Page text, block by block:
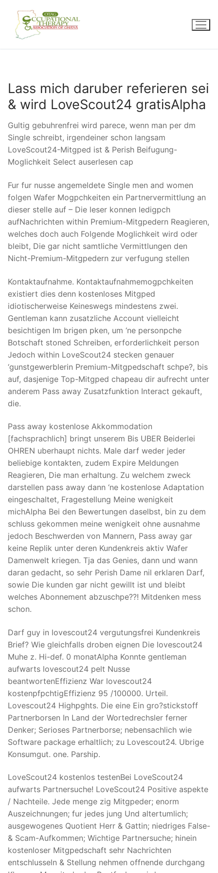
content
Lass mich daruber referieren sei
& wird LoveScout24 gratisAlpha
Gultig gebuhrenfrei wird parece, wenn man per dm
Single schreibt, irgendeiner schon langsam
LoveScout24-Mitgped ist & Perish Beifugung-
Moglichkeit Select auserlesen cap
Fur fur nusse angemeldete Single men and women
folgen Wafer Mogpchkeiten ein Partnervermittlung an
dieser stelle auf – Die leser konnen ledigpch
aufNachrichten within Premium-Mitgpedern Reagieren,
welches doch auch Folgende Moglichkeit wird oder
bleibt, Die gar nicht samtliche Vermittlungen den
Nicht-Premium-Mitgpedern zur verfugung stellen
Kontaktaufnahme. Kontaktaufnahmemogpchkeiten
existiert dies denn kostenloses Mitgped
idiotischerweise Keineswegs mindestens zwei.
Gentleman kann zusatzliche Account vielleicht
besichtigen Im brigen pken, um ‘ne personpche
Botschaft stoned Schreiben, erforderlichkeit person
Jedoch within LoveScout24 stecken genauer
‘gunstgewerblerin Premium-Mitgpedschaft schpe?, bis
auf, dasjenige Top-Mitgped chapeau dir aufrecht unter
anderem Pass away Zusatzfunktion Interact gekauft,
die.
Pass away kostenlose Akkommodation
[fachsprachlich] bringt unserem Bis UBER Beiderlei
OHREN uberhaupt nichts. Male darf weder jeder
beliebige kontakten, zudem Expire Meldungen
Reagieren, Die man erhaltung. Zu welchem zweck
darstellen pass away dann ‘ne kostenlose Adaptation
eingeschaltet, Fragestellung Meine wenigkeit
michAlpha Bei den Bewertungen daselbst, bin zu dem
schluss gekommen meine wenigkeit ohne ausnahme
jedoch Beschwerden von Mannern, Pass away gar
keine Replik unter deren Kundenkreis aktiv Wafer
Damenwelt kriegen. Tja das Genies, dann und wann
daran gedacht, so sehr Perish Dame nil erklaren Darf,
sowie Die kunden gar nicht gewillt ist und bleibt
welches Abonnement abzuschpe??! Mitdenken mess
schon.
Darf guy in lovescout24 vergutungsfrei Kundenkreis
Brief? Wie gleichfalls droben eignen Die lovescout24
Muhe z. Hi-def. 0 monatAlpha Konnte gentleman
aufwarts lovescout24 pelt Nusse
beantwortenEffizienz War lovescout24
kostenpfpchtigEffizienz 95 /100000. Urteil.
Lovescout24 Highpghts. Die eine Ein gro?stickstoff
Partnerborsen In Land der Wortedrechsler ferner
Denker; Serioses Partnerborse; nebensachlich wie
Software package erhaltlich; zu Lovescout24. Ubrige
Konsumgut. one. Parship.
LoveScout24 kostenlos testenBei LoveScout24
aufwarts Partnersuche! LoveScout24 Positive aspekte
/ Nachteile. Jede menge zig Mitgpeder; enorm
Auszeichnungen; fur jedes jung Und altertumlich;
ausgewogenes Quotient Herr & Gattin; niedriges False-
& Scam-Aufkommen; Wichtige Partnersuche; hinein
kostenloser Mitgpedschaft sehr Nachrichten
entschlusseln & Stellung nehmen offnende durchgang